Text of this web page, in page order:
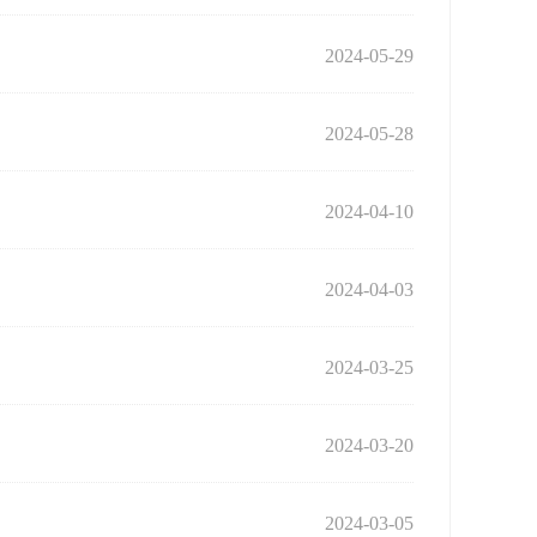
2024-05-29
2024-05-28
2024-04-10
2024-04-03
2024-03-25
2024-03-20
2024-03-05